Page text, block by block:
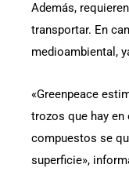
Además,
transportar. En
medioambiental,
«Greenpeace
trozos que hay en
compuestos se
superficie»,